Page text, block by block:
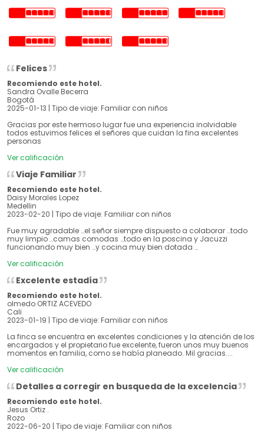
Felices
Recomiendo este hotel.
Sandra Ovalle Becerra
Bogotá
2025-01-13 | Tipo de viaje: Familiar con niños
Gracias por este hermoso lugar fue una experiencia inolvidable
todos estuvimos felices el señores que cuidan la fina excelentes
personas
Ver calificación
Viaje Familiar
Recomiendo este hotel.
Daisy Morales Lopez
Medellin
2023-02-20 | Tipo de viaje: Familiar con niños
Fue muy agradable …el señor siempre dispuesto a colaborar …todo
muy limpio …camas comodas …todo en la poscina y Jacuzzi
funcionando muy bien …y cocina muy bien dotada …
Ver calificación
Excelente estadía
Recomiendo este hotel.
olmedo ORTIZ ACEVEDO
Cali
2023-01-19 | Tipo de viaje: Familiar con niños
La finca se encuentra en excelentes condiciones y la atención de los
encargados y el propietario fue excelente, fueron unos muy buenos
momentos en familia, como se había planeado. Mil gracias....
Ver calificación
Detalles a corregir en busqueda de la excelencia
Recomiendo este hotel.
Jesus Ortiz .
Rozo
2022-06-20 | Tipo de viaje: Familiar con niños